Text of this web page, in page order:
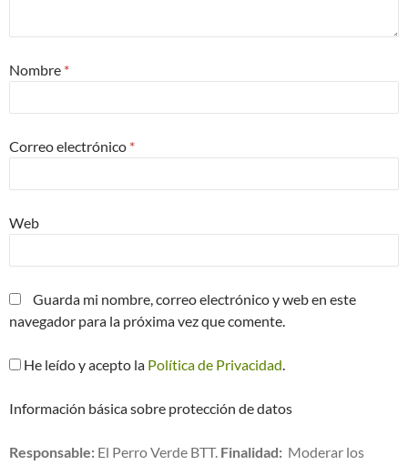
Nombre *
Correo electrónico *
Web
Guarda mi nombre, correo electrónico y web en este
navegador para la próxima vez que comente.
He leído y acepto la Política de Privacidad.
Información básica sobre protección de datos
Responsable: El Perro Verde BTT. Finalidad: Moderar los